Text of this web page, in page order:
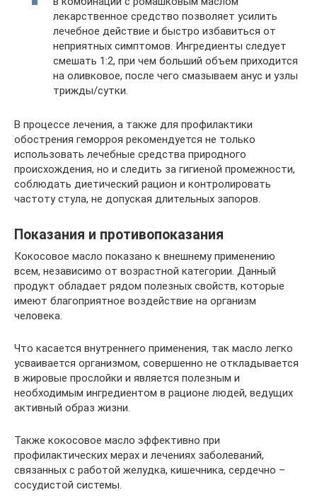
лекарственное средство позволяет усилить
лечебное действие и быстро избавиться от
неприятных симптомов. Ингредиенты следует
смешать 1:2, при чем больший объем приходится
на оливковое, после чего смазываем анус и узлы
трижды/сутки.
В процессе лечения, а также для профилактики
обострения геморроя рекомендуется не только
использовать лечебные средства природного
происхождения, но и следить за гигиеной промежности,
соблюдать диетический рацион и контролировать
частоту стула, не допуская длительных запоров.
Показания и противопоказания
Кокосовое масло показано к внешнему применению
всем, независимо от возрастной категории. Данный
продукт обладает рядом полезных свойств, которые
имеют благоприятное воздействие на организм
человека.
Что касается внутреннего применения, так масло легко
усваивается организмом, совершенно не откладывается
в жировые прослойки и является полезным и
необходимым ингредиентом в рационе людей, ведущих
активный образ жизни.
Также кокосовое масло эффективно при
профилактических мерах и лечениях заболеваний,
связанных с работой желудка, кишечника, сердечно –
сосудистой системы.